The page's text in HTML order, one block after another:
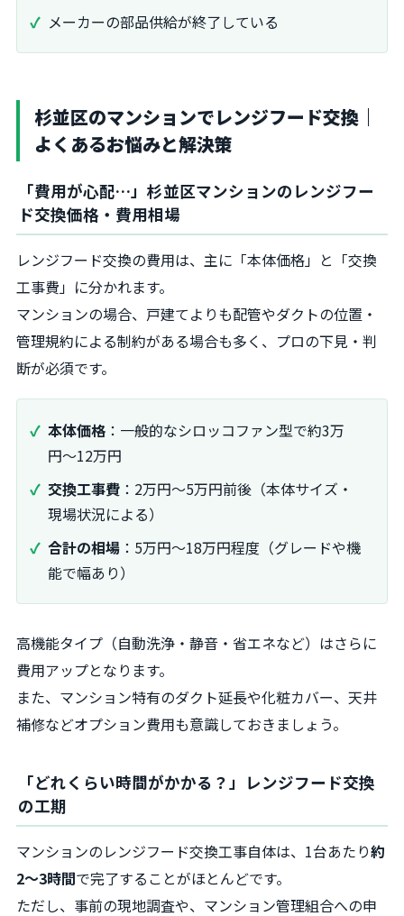
メーカーの部品供給が終了している
杉並区のマンションでレンジフード交換｜
よくあるお悩みと解決策
「費用が心配…」杉並区マンションのレンジフー
ド交換価格・費用相場
レンジフード交換の費用は、主に「本体価格」と「交換
工事費」に分かれます。
マンションの場合、戸建てよりも配管やダクトの位置・
管理規約による制約がある場合も多く、プロの下見・判
断が必須です。
本体価格 ：一般的なシロッコファン型で約3万
円〜12万円
交換工事費 ：2万円〜5万円前後（本体サイズ・
現場状況による）
合計の相場 ：5万円〜18万円程度（グレードや機
能で幅あり）
高機能タイプ（自動洗浄・静音・省エネなど）はさらに
費用アップとなります。
また、マンション特有のダクト延長や化粧カバー、天井
補修などオプション費用も意識しておきましょう。
「どれくらい時間がかかる？」レンジフード交換
の工期
マンションのレンジフード交換工事自体は、1台あたり約
2〜3時間で完了することがほとんどです。
ただし、事前の現地調査や、マンション管理組合への申